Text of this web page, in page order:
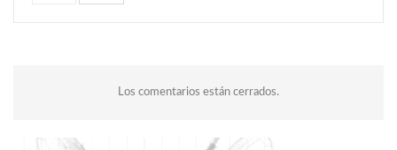
Los comentarios están cerrados.